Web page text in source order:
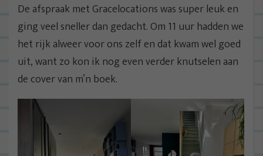
De afspraak met Gracelocations was super leuk en
ging veel sneller dan gedacht. Om 11 uur hadden we
het rijk alweer voor ons zelf en dat kwam wel goed
uit, want zo kon ik nog even verder knutselen aan
de cover van m’n boek.